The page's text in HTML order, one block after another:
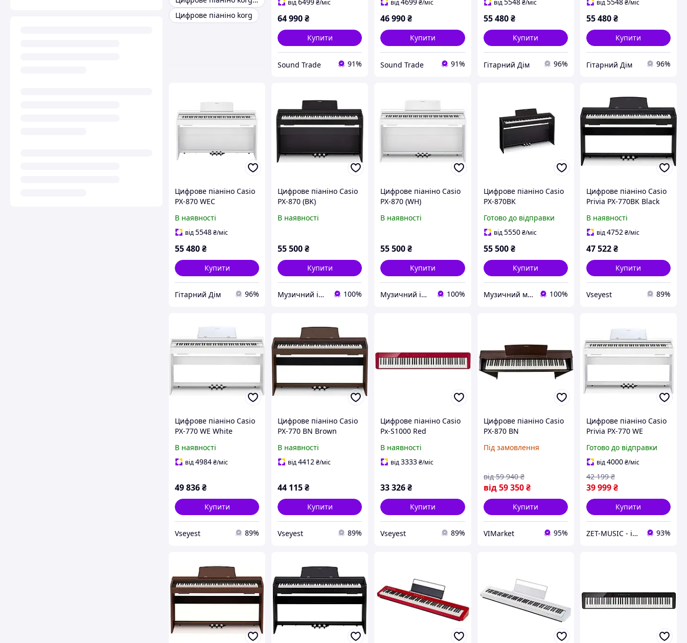
Цифрове піаніно korg
від6499₴/міс
64 990₴
Купити
Sound Trade 91%
від4699₴/міс
46 990₴
Купити
Sound Trade 91%
від5548 ₴/міс
55 480 ₴
Купити
Гітарний Дім 96%
від5548₴/міс
55 480₴
Купити
Гітарний Дім 96%
Цифрове піаніно Casio
PX-870 WEC
В наявності
від5548₴/міс
55 480₴
Купити
Гітарний Дім 96%
Цифрове піаніно Casio
PX-870 (BK)
В наявності
55 500₴
Купити
Музичний інтернет-магазин "БітКом" 100%
Цифрове піаніно Casio
PX-870 (WH)
В наявності
55 500₴
Купити
Музичний інтернет-магазин "БітКом" 100%
Цифрове піаніно Casio
PX-870BK
Готово до відправки
від5550 ₴/міс
55 500 ₴
Купити
Музичний магазин "Перша струна" 100%
Цифрове піаніно Casio
Privia PX-770BK Black
В наявності
від4752 ₴/міс
47 522₴
Купити
Vseyest 89%
Цифрове піаніно Casio
PX-770 WE White
В наявності
від4984₴/міс
49 836₴
Купити
Vseyest 89%
Цифрове піаніно Casio
PX-770 BN Brown
В наявності
від4412₴/міс
44 115₴
Купити
Vseyest 89%
Цифрове піаніно Casio
Px-S1000 Red
В наявності
від3333₴/міс
33 326₴
Купити
Vseyest 89%
Цифрове піаніно Casio
PX-870 BN
Під замовлення
від 59 350 ₴
від 59 940 ₴
Купити
VIMarket 95%
Цифрове піаніно Casio
Privia PX-770 WE
Готово до відправки
від4000₴/міс
39 999₴
42 199 ₴
Купити
ZET-MUSIC - інтернет-магазин музичних інструментів 93%